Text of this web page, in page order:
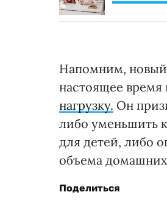
Напомним, новый
настоящее время
нагрузку. Он
либо уменьшить
для детей, либо
объема
Поделиться